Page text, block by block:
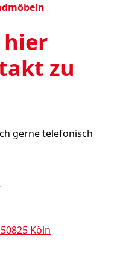
hier
zu
gerne telefonisch
Köln